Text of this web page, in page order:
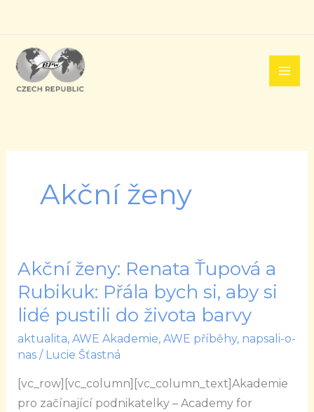
obsah
Akční ženy
Akční ženy: Renata Ťupová a
Rubikuk: Přála bych si, aby si
lidé pustili do života barvy
aktualita, AWE Akademie, AWE příběhy, napsali-o-
nas/ Lucie Šťastná
[vc_row][vc_column][vc_column_text]Akademie
pro začínající podnikatelky – Academy for
Akční
ženy:
Renata
Ťupová
a
Rubikuk:
Přála
bych